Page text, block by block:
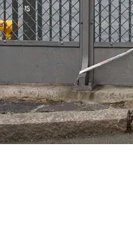
shop
fragen & hilfe
unterstützen
abo
genossenschaft